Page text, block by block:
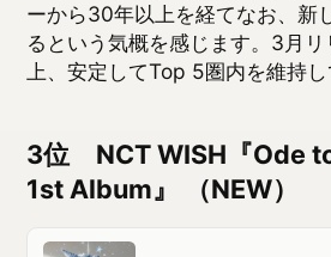
Amazonで探す
NCT WISHのデビュー・フルアルバ
位に飛び込んできました。グループ
なる一枚です。
2位 YZERR『Rich or Die 3